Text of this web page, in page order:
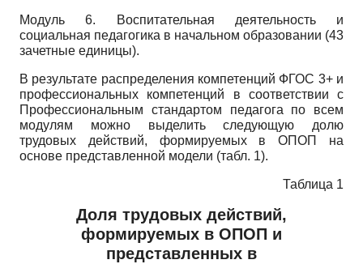
Модуль 6. Воспитательная деятельность и
социальная педагогика в начальном образовании (43
зачетные единицы).
В результате распределения компетенций ФГОС 3+ и
профессиональных компетенций в соответствии с
Профессиональным стандартом педагога по всем
модулям можно выделить следующую долю
трудовых действий, формируемых в ОПОП на
основе представленной модели (табл. 1).
Таблица 1
Доля трудовых действий,
формируемых в ОПОП и
представленных в